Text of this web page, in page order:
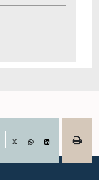
Facebook